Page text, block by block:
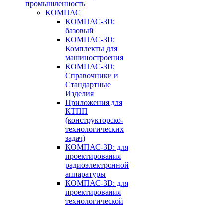
промышленность
КОМПАС
КОМПАС-3D:
базовый
КОМПАС-3D:
Комплекты для
машиностроения
КОМПАС-3D:
Справочники и
Стандартные
Изделия
Приложения для
КТПП
(конструкторско-
технологических
задач)
КОМПАС-3D: для
проектирования
радиоэлектронной
аппаратуры
КОМПАС-3D: для
проектирования
технологической